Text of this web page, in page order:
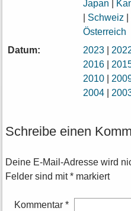
Japan
Schweiz
Österreich
Datum:
2023|
2016|
2010|
2004|
Schreibe einen
Deine E-Mail-Adresse wird
Felder sind mit*markiert
Kommentar*